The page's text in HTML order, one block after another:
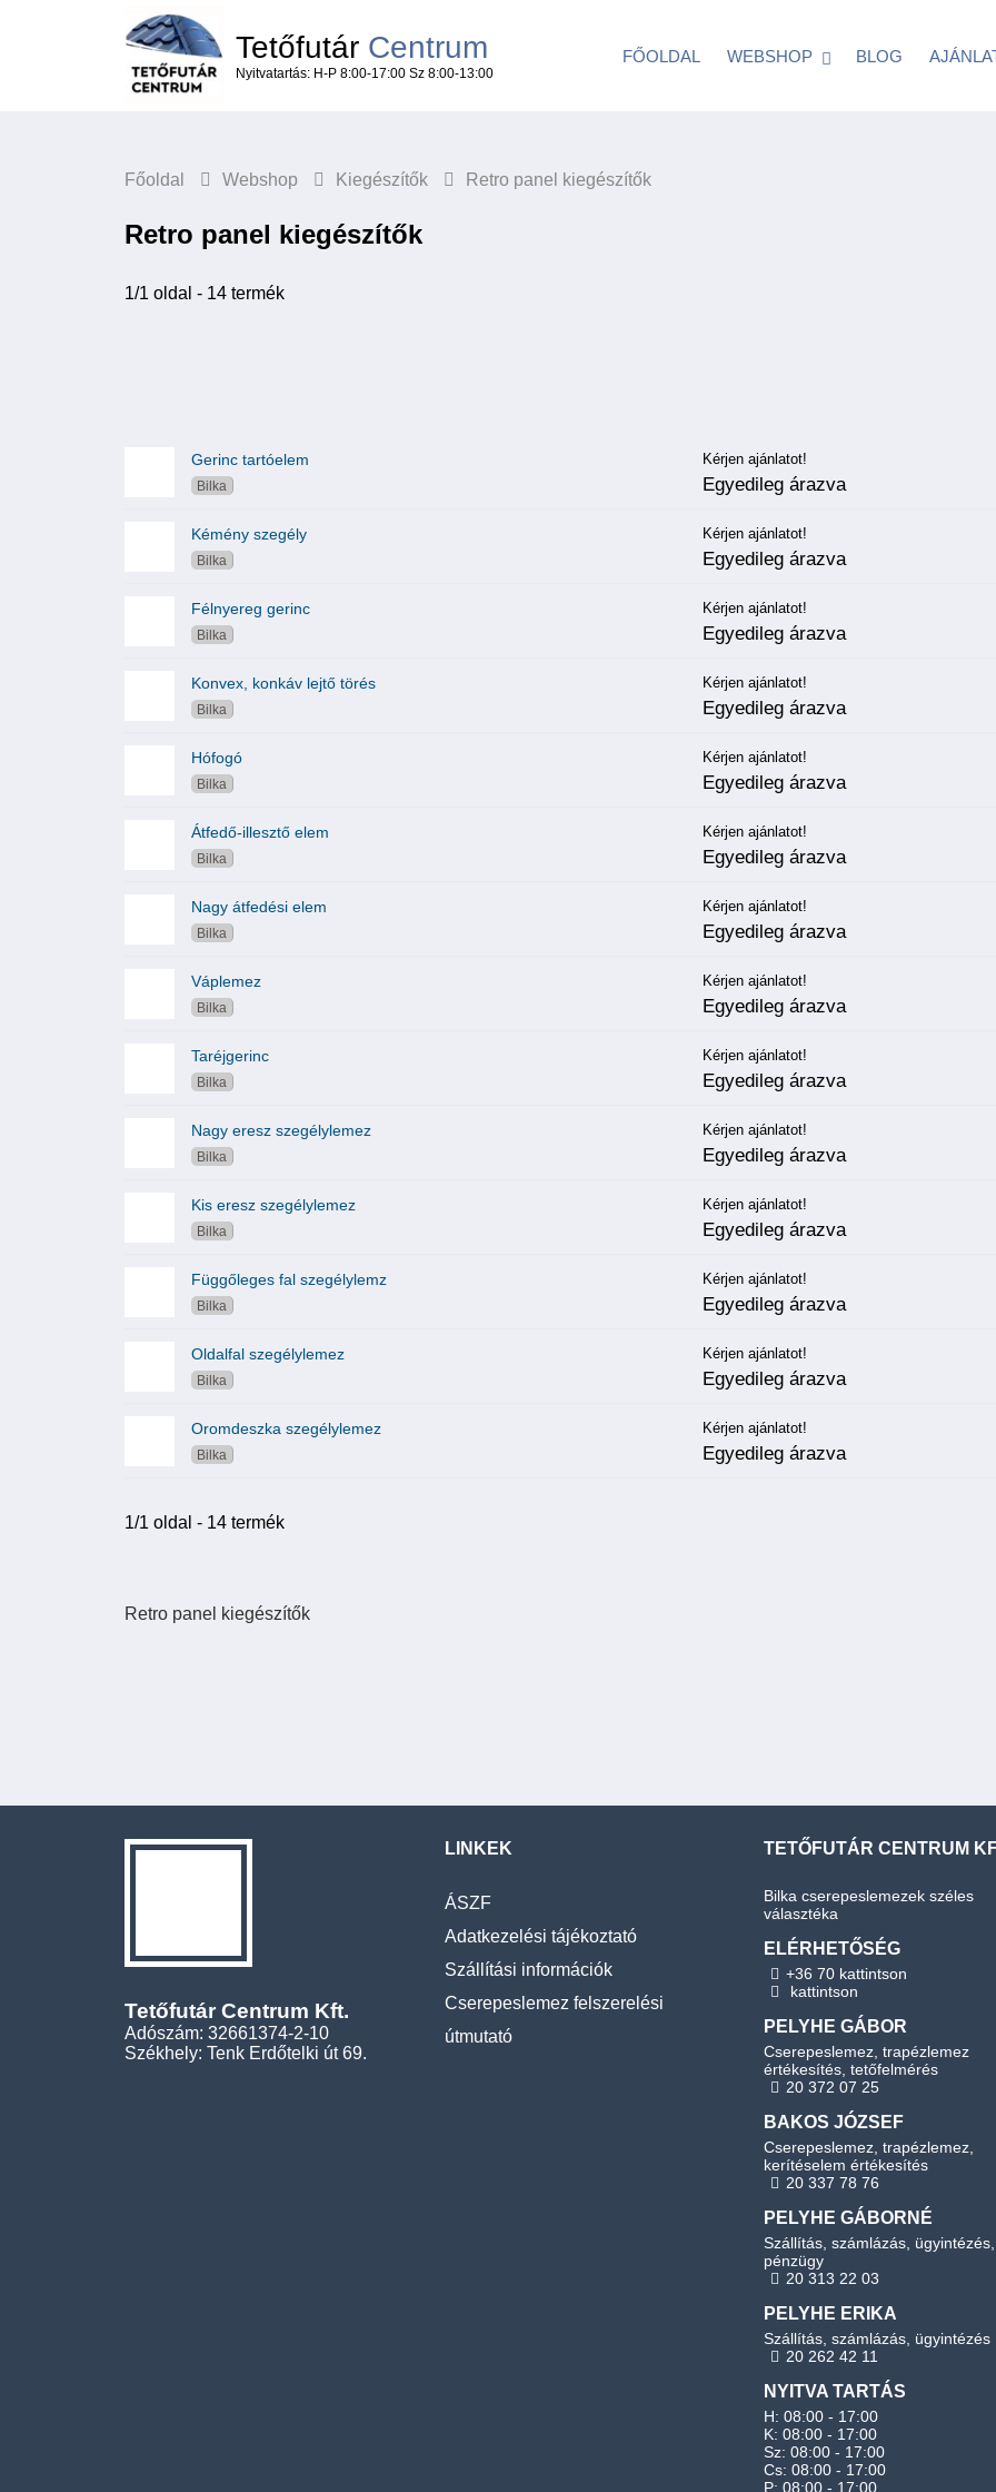
Tetőfutár Centrum
Nyitvatartás: H-P 8:00-17:00 Sz 8:00-13:00
FŐOLDAL WEBSHOP BLOG
Főoldal Webshop Kiegészítők Retro panel kiegészítők
Retro panel kiegészítők
1/1 oldal - 14 termék
Gerinc tartóelem
Bilka
Kérjen ajánlatot!
Egyedileg árazva
Kémény szegély
Bilka
Kérjen ajánlatot!
Egyedileg árazva
Félnyereg gerinc
Bilka
Kérjen ajánlatot!
Egyedileg árazva
Konvex, konkáv lejtő törés
Bilka
Kérjen ajánlatot!
Egyedileg árazva
Hófogó
Bilka
Kérjen ajánlatot!
Egyedileg árazva
Átfedő-illesztő elem
Bilka
Kérjen ajánlatot!
Egyedileg árazva
Nagy átfedési elem
Bilka
Kérjen ajánlatot!
Egyedileg árazva
Váplemez
Bilka
Kérjen ajánlatot!
Egyedileg árazva
Taréjgerinc
Bilka
Kérjen ajánlatot!
Egyedileg árazva
Nagy eresz szegélylemez
Bilka
Kérjen ajánlatot!
Egyedileg árazva
Kis eresz szegélylemez
Bilka
Kérjen ajánlatot!
Egyedileg árazva
Függőleges fal szegélylemz
Bilka
Kérjen ajánlatot!
Egyedileg árazva
Oldalfal szegélylemez
Bilka
Kérjen ajánlatot!
Egyedileg árazva
Oromdeszka szegélylemez
Bilka
Kérjen ajánlatot!
Egyedileg árazva
1/1 oldal - 14 termék
Retro panel kiegészítők
Tetőfutár Centrum Kft.
Adószám: 32661374-2-10
Székhely: Tenk Erdőtelki út 69.
LINKEK
ÁSZF
Adatkezelési tájékoztató
Szállítási információk
Cserepeslemez felszerelési
útmutató
TETŐFUTÁR CENTRUM
Bilka cserepeslemezek széles
választéka
ELÉRHETŐSÉG
+36 70 kattintson
kattintson
PELYHE GÁBOR
Cserepeslemez, trapézlemez
értékesítés, tetőfelmérés
20 372 07 25
BAKOS JÓZSEF
Cserepeslemez, trapézlemez,
kerítéselem értékesítés
20 337 78 76
PELYHE GÁBORNÉ
Szállítás, számlázás, ügyintézés,
pénzügy
20 313 22 03
PELYHE ERIKA
Szállítás, számlázás, ügyintézés
20 262 42 11
NYITVA TARTÁS
H: 08:00 - 17:00
K: 08:00 - 17:00
Sz: 08:00 - 17:00
Cs: 08:00 - 17:00
P: 08:00 - 17:00